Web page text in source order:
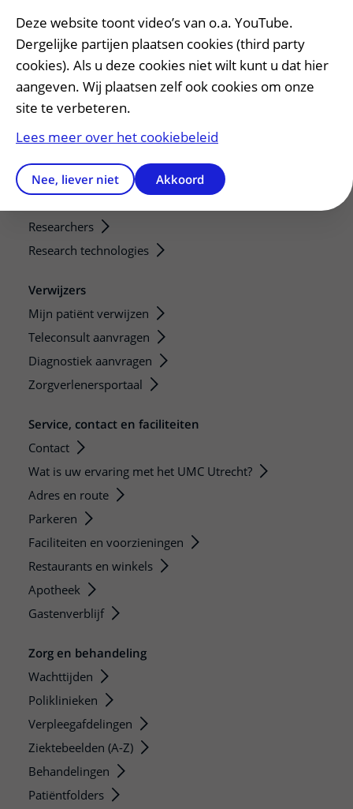
Bezoektijden
Onderwijs en onderzoek
Onze opleidingen
De Nieuwe Utrechtse School
Stage en opleidingsplaatsen
Strategic programs
Researchers
Research technologies
Verwijzers
Mijn patiënt verwijzen
Teleconsult aanvragen
Diagnostiek aanvragen
Zorgverlenersportaal
Service, contact en faciliteiten
Contact
Wat is uw ervaring met het UMC Utrecht?
Adres en route
Parkeren
Faciliteiten en voorzieningen
Restaurants en winkels
Apotheek
Gastenverblijf
Zorg en behandeling
Wachttijden
Poliklinieken
Verpleegafdelingen
Ziektebeelden (A-Z)
Behandelingen
Patiëntfolders
Deze website toont video’s van o.a. YouTube.
Dergelijke partijen plaatsen cookies (third party
cookies). Als u deze cookies niet wilt kunt u dat hier
aangeven. Wij plaatsen zelf ook cookies om onze
site te verbeteren.
Lees meer over het cookiebeleid
Nee, liever niet Akkoord